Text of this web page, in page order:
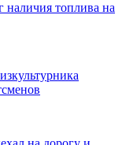
топлива на